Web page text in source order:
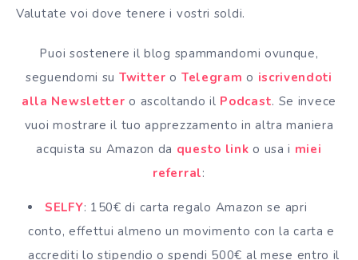
Valutate voi dove tenere i vostri soldi.
Puoi sostenere il blog spammandomi ovunque,
seguendomi su Twitter o Telegram o iscrivendoti
alla Newsletter o ascoltando il Podcast. Se invece
vuoi mostrare il tuo apprezzamento in altra maniera
acquista su Amazon da questo link o usa i miei
referral:
SELFY: 150€ di carta regalo Amazon se apri
conto, effettui almeno un movimento con la carta e
accrediti lo stipendio o spendi 500€ al mese entro il